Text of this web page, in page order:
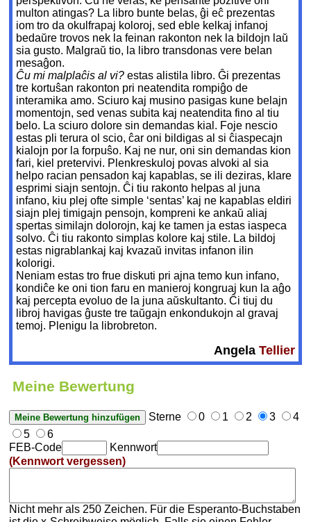
multon atingas? La libro bunte belas, ĝi eĉ prezentas
iom tro da okulfrapaj koloroj, sed eble kelkaj infanoj
bedaŭre trovos nek la feinan rakonton nek la bildojn laŭ
sia gusto. Malgraŭ tio, la libro transdonas vere belan
mesaĝon.
Ĉu mi malplaĉis al vi? estas alistila libro. Ĝi prezentas
tre kortuŝan rakonton pri neatendita rompiĝo de
interamika amo. Sciuro kaj musino pasigas kune belajn
momentojn, sed venas subita kaj neatendita fino al tiu
belo. La sciuro dolore sin demandas kial. Foje nescio
estas pli terura ol scio, ĉar oni bildigas al si ĉiaspecajn
kialojn por la forpuŝo. Kaj ne nur, oni sin demandas kion
fari, kiel pretervivi. Plenkreskuloj povas alvoki al sia
helpo racian pensadon kaj kapablas, se ili deziras, klare
esprimi siajn sentojn. Ĉi tiu rakonto helpas al juna
infano, kiu plej ofte simple ‘sentas’ kaj ne kapablas eldiri
siajn plej timigajn pensojn, kompreni ke ankaŭ aliaj
spertas similajn dolorojn, kaj ke tamen ja estas iaspeca
solvo. Ĉi tiu rakonto simplas kolore kaj stile. La bildoj
estas nigrablankaj kaj kvazaŭ invitas infanon ilin
kolorigi.
Neniam estas tro frue diskuti pri ajna temo kun infano,
kondiĉe ke oni tion faru en manieroj kongruaj kun la aĝo
kaj percepta evoluo de la juna aŭskultanto. Ĉi tiuj du
libroj havigas ĝuste tre taŭgajn enkondukojn al gravaj
temoj. Plenigu la librobreton.
Angela Tellier
Meine Bewertung
Sterne 0 1 2 3
4
5
6
FEB-Code
Kennwort
(Kennwort vergessen)
Nicht mehr als 250 Zeichen. Für die Esperanto-Buchstaben